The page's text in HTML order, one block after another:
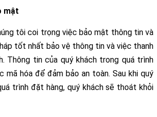
mật
tôi coi trọng việc bảo mật thông tin và
tốt nhất bảo vệ thông tin và việc thanh
Thông tin của quý khách trong quá trình
mã hóa để đảm bảo an toàn. Sau khi quý
trình đặt hàng, quý khách sẽ thoát khỏi